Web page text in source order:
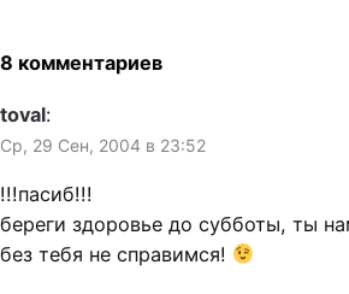
8 комментариев
toval:
Ср, 29 Сен, 2004 в 23:52
!!!пасиб!!!
береги здоровье до субботы, ты
без тебя не справимся!